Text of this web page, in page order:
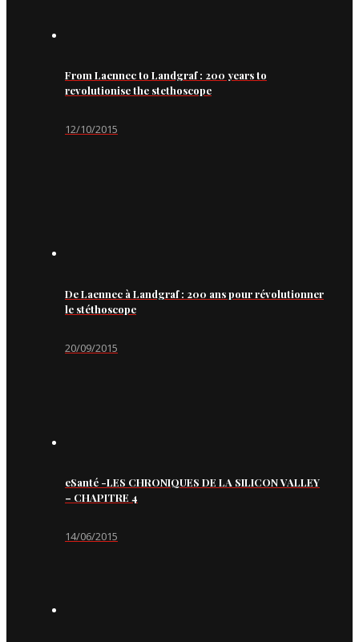
From Laennec to Landgraf : 200 years to
revolutionise the stethoscope
12/10/2015
De Laennec à Landgraf : 200 ans pour révolutionner
le stéthoscope
20/09/2015
eSanté -LES CHRONIQUES DE LA SILICON VALLEY
– CHAPITRE 4
14/06/2015